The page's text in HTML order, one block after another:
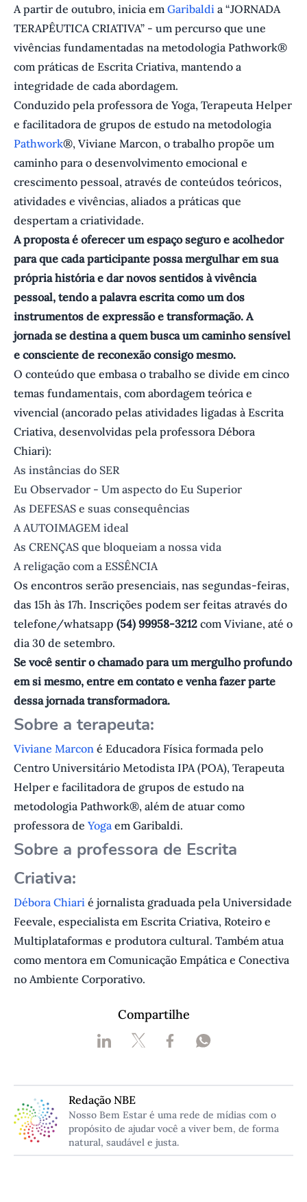
A partir de outubro, inicia em Garibaldi a “JORNADA
TERAPÊUTICA CRIATIVA” - um percurso que une
vivências fundamentadas na metodologia Pathwork®
com práticas de Escrita Criativa, mantendo a
integridade de cada abordagem.
Conduzido pela professora de Yoga, Terapeuta Helper
e facilitadora de grupos de estudo na metodologia
Pathwork®, Viviane Marcon, o trabalho propõe um
caminho para o desenvolvimento emocional e
crescimento pessoal, através de conteúdos teóricos,
atividades e vivências, aliados a práticas que
despertam a criatividade.
A proposta é oferecer um espaço seguro e acolhedor
para que cada participante possa mergulhar em sua
própria história e dar novos sentidos à vivência
pessoal, tendo a palavra escrita como um dos
instrumentos de expressão e transformação. A
jornada se destina a quem busca um caminho sensível
e consciente de reconexão consigo mesmo.
O conteúdo que embasa o trabalho se divide em cinco
temas fundamentais, com abordagem teórica e
vivencial (ancorado pelas atividades ligadas à Escrita
Criativa, desenvolvidas pela professora Débora
Chiari):
As instâncias do SER
Eu Observador - Um aspecto do Eu Superior
As DEFESAS e suas consequências
A AUTOIMAGEM ideal
As CRENÇAS que bloqueiam a nossa vida
A religação com a ESSÊNCIA
Os encontros serão presenciais, nas segundas-feiras,
das 15h às 17h. Inscrições podem ser feitas através do
telefone/whatsapp (54) 99958-3212 com Viviane, até o
dia 30 de setembro.
Se você sentir o chamado para um mergulho profundo
em si mesmo, entre em contato e venha fazer parte
dessa jornada transformadora.
Sobre a terapeuta:
Viviane Marcon é Educadora Física formada pelo
Centro Universitário Metodista IPA (POA), Terapeuta
Helper e facilitadora de grupos de estudo na
metodologia Pathwork®, além de atuar como
professora de Yoga em Garibaldi.
Sobre a professora de Escrita
Criativa:
Débora Chiari é jornalista graduada pela Universidade
Feevale, especialista em Escrita Criativa, Roteiro e
Multiplataformas e produtora cultural. Também atua
como mentora em Comunicação Empática e Conectiva
no Ambiente Corporativo.
Compartilhe
Redação NBE
Nosso Bem Estar é uma rede de mídias com o
propósito de ajudar você a viver bem, de forma
natural, saudável e justa.